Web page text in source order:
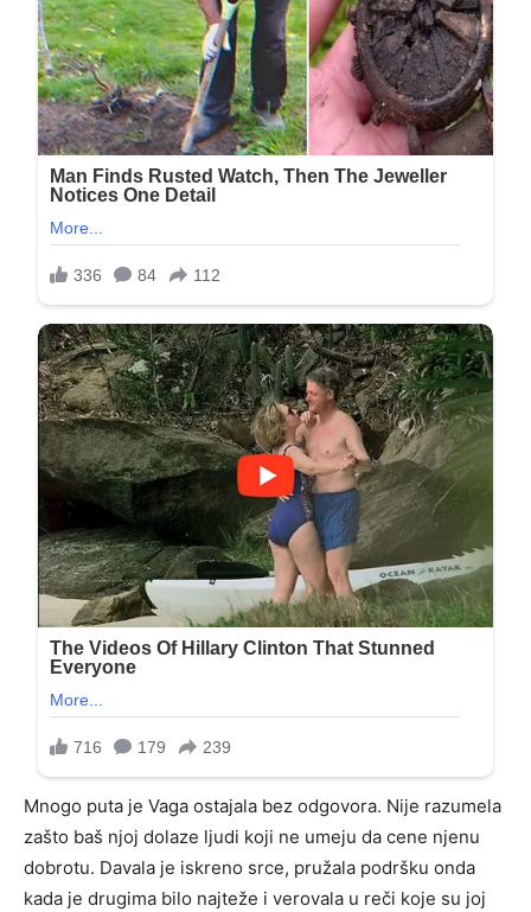
Mnogo puta je Vaga ostajala bez odgovora. Nije razumela
zašto baš njoj dolaze ljudi koji ne umeju da cene njenu
dobrotu. Davala je iskreno srce, pružala podršku onda
kada je drugima bilo najteže i verovala u reči koje su joj